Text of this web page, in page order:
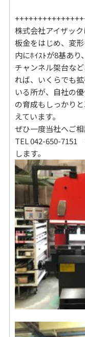
株式会社アイザッ
板金をはじめ、変
内にﾎｲｽﾄが8基あり
チャンネル架台な
れば、いくらでも
いる所が、自社の
の育成もしっかり
えています。
ぜひ一度当社へご
TEL 042-650-
します。